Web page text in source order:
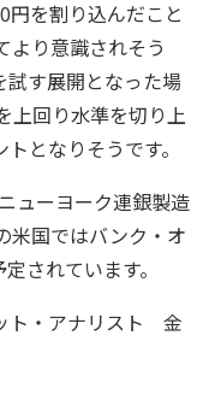
円を割り込んだこと
より意識されそう
試す展開となった場
上回り水準を切り上
となりそうです。
ューヨーク連銀製造
米国ではバンク・オ
されています。
ト・アナリスト 金